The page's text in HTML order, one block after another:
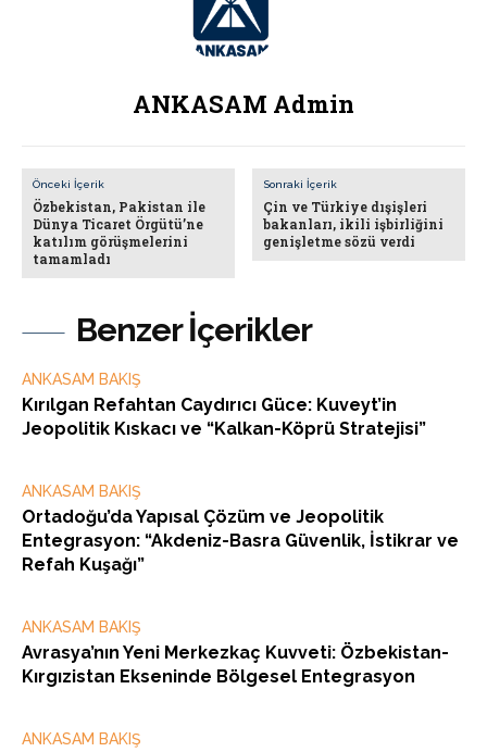
Benzer İçerikler
ANKASAM BAKIŞ
Kırılgan Refahtan Caydırıcı Güce: Kuveyt’in
Jeopolitik Kıskacı ve “Kalkan-Köprü Stratejisi”
ANKASAM BAKIŞ
Ortadoğu’da Yapısal Çözüm ve Jeopolitik
Entegrasyon: “Akdeniz-Basra Güvenlik, İstikrar ve
Refah Kuşağı”
ANKASAM BAKIŞ
Avrasya’nın Yeni Merkezkaç Kuvveti: Özbekistan-
Kırgızistan Ekseninde Bölgesel Entegrasyon
ANKASAM BAKIŞ
ANKASAM Admin
Önceki İçerik
Özbekistan, Pakistan ile
Dünya Ticaret Örgütü’ne
katılım görüşmelerini
tamamladı
Sonraki İçerik
Çin ve Türkiye dışişleri
bakanları, ikili işbirliğini
genişletme sözü verdi